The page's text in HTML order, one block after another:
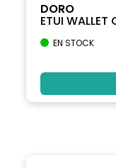
DORO
ETUI WALLET
EN STOCK